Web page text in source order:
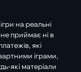
на реальні
приймає ні в
які
іграми,
які матеріали